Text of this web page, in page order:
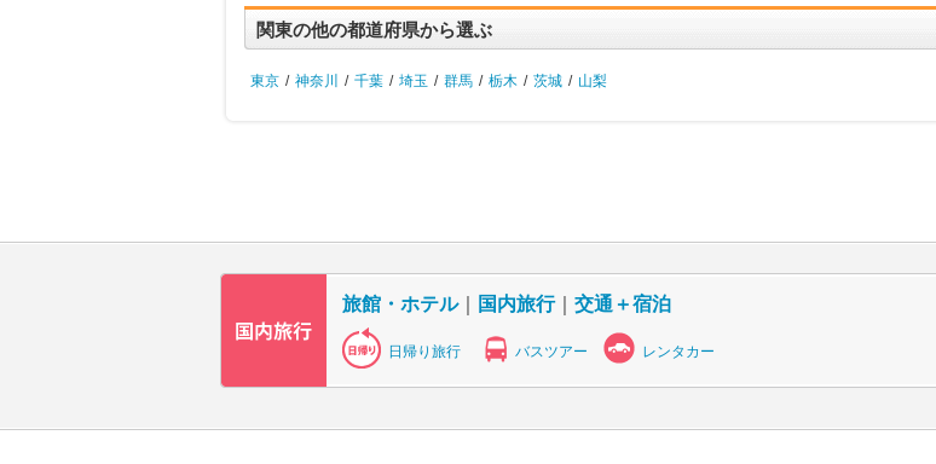
関東の他の都道府県から選ぶ
東京 / 神奈川 / 千葉 / 埼玉 / 群馬 / 栃木 / 茨城 / 山梨
旅館・ホテル｜ 国内旅行｜ 交通＋宿泊
日帰り旅行 バスツアー レンタカー